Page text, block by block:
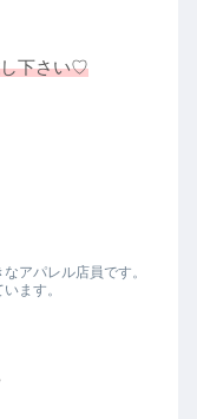
し下さい♡
アパレル店員です。
ます。